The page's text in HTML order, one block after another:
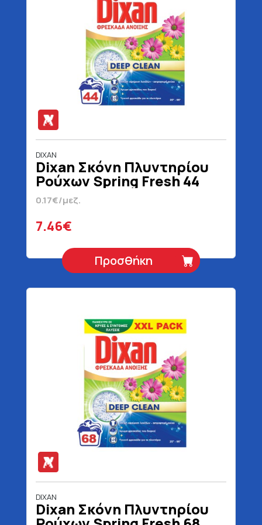
DIXAN
Dixan Σκόνη Πλυντηρίου
Ρούχων Spring Fresh 44
Μεζούρες 2200 gr
0.17€/μεζ.
7.46€
Προσθήκη
DIXAN
Dixan Σκόνη Πλυντηρίου